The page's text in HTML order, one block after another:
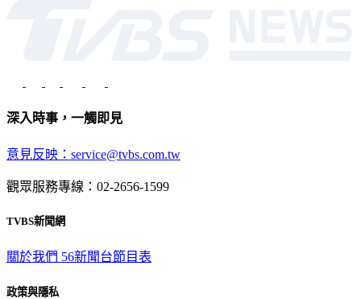
深入時事，一觸即見
意見反映：service@tvbs.com.tw
觀眾服務專線：02-2656-1599
TVBS新聞網
關於我們 56新聞台節目表
政策與隱私